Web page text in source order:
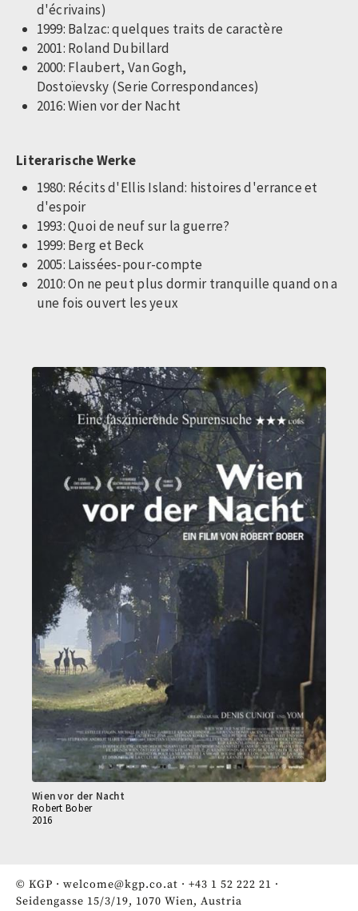
d'écrivains)
1999: Balzac: quelques traits de caractère
2001: Roland Dubillard
2000: Flaubert, Van Gogh,
Dostoïevsky (Serie Correspondances)
2016: Wien vor der Nacht
Literarische Werke
1980: Récits d'Ellis Island: histoires d'errance et
d'espoir
1993: Quoi de neuf sur la guerre?
1999: Berg et Beck
2005: Laissées-pour-compte
2010: On ne peut plus dormir tranquille quand on a
une fois ouvert les yeux
Wien vor der Nacht
Robert Bober
2016
© KGP · welcome@kgp.co.at · +43 1 52 222 21 ·
Seidengasse 15/3/19, 1070 Wien, Austria